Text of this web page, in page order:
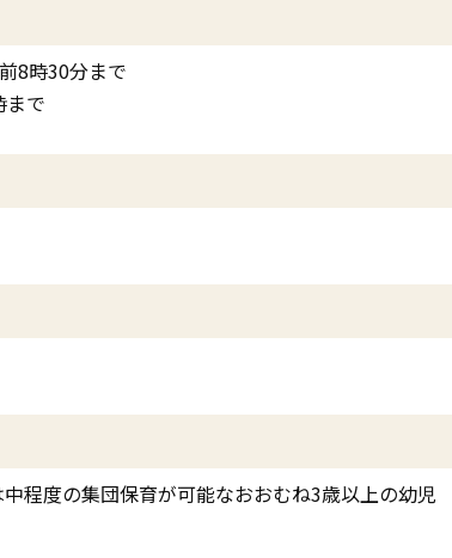
8時30分まで
まで
程度の集団保育が可能なおおむね3歳以上の幼児